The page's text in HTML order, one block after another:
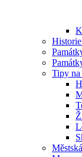
Tipy